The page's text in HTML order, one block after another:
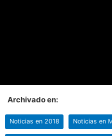
Archivado en:
Noticias en 2018 Noticias en